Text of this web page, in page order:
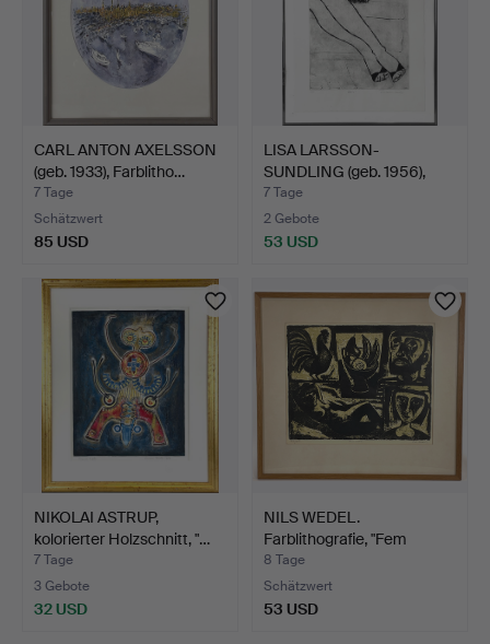
CARL ANTON AXELSSON
(geb. 1933), Farblitho…
7 Tage
Schätzwert
85 USD
LISA LARSSON-
SUNDLING (geb. 1956),
Kaltnad…
7 Tage
2 Gebote
53 USD
NIKOLAI ASTRUP,
kolorierter Holzschnitt, "…
7 Tage
3 Gebote
32 USD
NILS WEDEL.
Farblithografie, "Fem
motiv", …
8 Tage
Schätzwert
53 USD